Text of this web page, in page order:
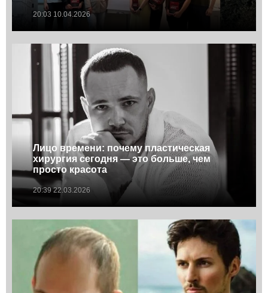
20:03 10.04.2026
Лицо времени: почему пластическая
хирургия сегодня — это больше, чем
просто красота
20:39 22.03.2026